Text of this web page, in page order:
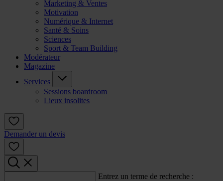
Marketing & Ventes
Motivation
Numérique & Internet
Santé & Soins
Sciences
Sport & Team Building
Modérateur
Magazine
Services
Sessions boardroom
Lieux insolites
Demander un devis
Entrez un terme de recherche :